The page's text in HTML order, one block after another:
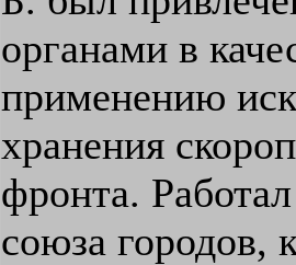
органами в
применению
хранения
фронта.
союза городов,